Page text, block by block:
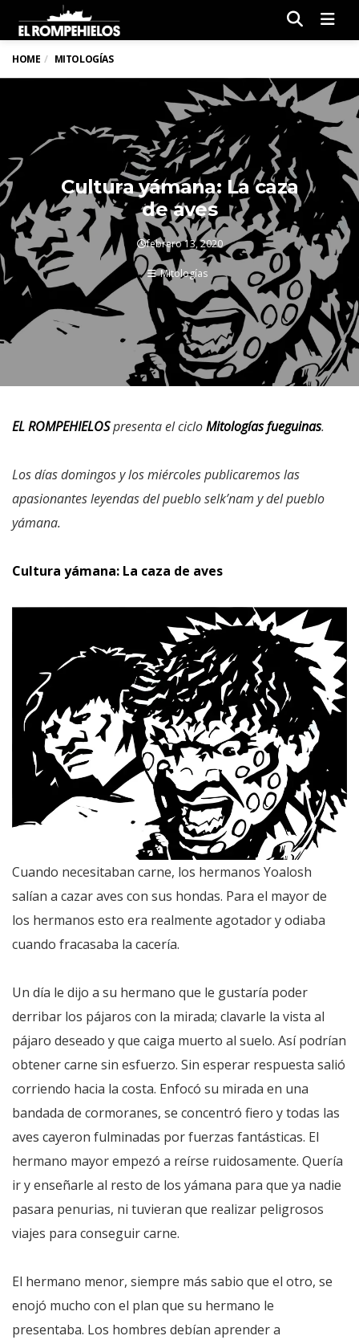
HOME MITOLOGÍAS
Cultura yámana: La caza
de aves
febrero 13, 2020
Mitologías
EL ROMPEHIELOSpresenta el cicloMitologías fueguinas.
Los días domingos y los miércoles publicaremos las
apasionantes leyendas del pueblo selk’nam y del pueblo
yámana.
Cultura yámana: La caza de aves
Cuando necesitaban carne, los hermanos Yoalosh
salían a cazar aves con sus hondas. Para el mayor de
los hermanos esto era realmente agotador y odiaba
cuando fracasaba la cacería.
Un día le dijo a su hermano que le gustaría poder
derribar los pájaros con la mirada; clavarle la vista al
pájaro deseado y que caiga muerto al suelo. Así podrían
obtener carne sin esfuerzo. Sin esperar respuesta salió
corriendo hacia la costa. Enfocó su mirada en una
bandada de cormoranes, se concentró fiero y todas las
aves cayeron fulminadas por fuerzas fantásticas. El
hermano mayor empezó a reírse ruidosamente. Quería
ir y enseñarle al resto de los yámana para que ya nadie
pasara penurias, ni tuvieran que realizar peligrosos
viajes para conseguir carne.
El hermano menor, siempre más sabio que el otro, se
enojó mucho con el plan que su hermano le
presentaba. Los hombres debían aprender a